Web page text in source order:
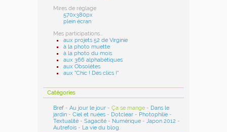
Mires de réglage
570x380px
plein écran
Mes participations...
aux projets 52 de Virginie
à la photo muette
à la photo du mois
aux 366 alphabétiques
aux Obsolètes
aux "Chic ! Des clics !"
Catégories
Bref -Au jour le jour -Ça se mange - Dans le
jardin -Ciel et nuées - Dotclear - Photophilie -
Textualité -Sagacité - Numérique -Japon 2012 -
Autrefois - La vie du blog.